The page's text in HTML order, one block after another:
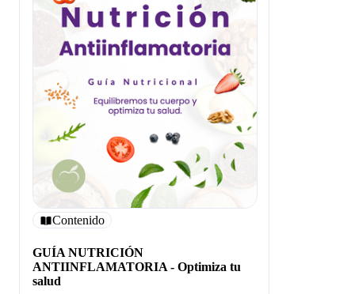
Contenido
GUÍA NUTRICIÓN
ANTIINFLAMATORIA - Optimiza tu
salud